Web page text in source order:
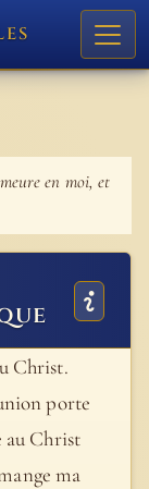
en moi, et
Christ.
porte
Christ
ma